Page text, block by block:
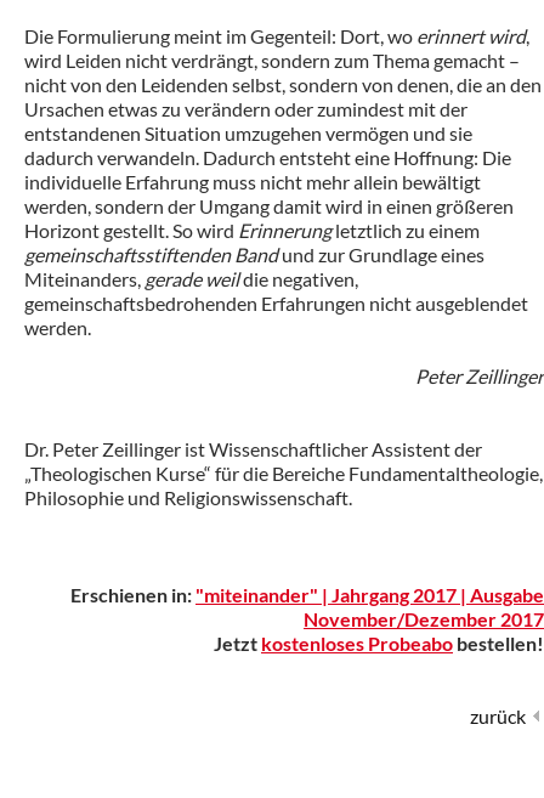
Die Formulierung meint im Gegenteil: Dort, wo erinnert wird,
wird Leiden nicht verdrängt, sondern zum Thema gemacht –
nicht von den Leidenden selbst, sondern von denen, die an den
Ursachen etwas zu verändern oder zumindest mit der
entstandenen Situation umzugehen vermögen und sie
dadurch verwandeln. Dadurch entsteht eine Hoffnung: Die
individuelle Erfahrung muss nicht mehr allein bewältigt
werden, sondern der Umgang damit wird in einen größeren
Horizont gestellt. So wird Erinnerungletztlich zu einem
gemeinschaftsstiftenden Bandund zur Grundlage eines
Miteinanders, gerade weildie negativen,
gemeinschaftsbedrohenden Erfahrungen nicht ausgeblendet
werden.
Peter Zeillinger
Dr. Peter Zeillinger ist Wissenschaftlicher Assistent der
„Theologischen Kurse“ für die Bereiche Fundamentaltheologie,
Philosophie und Religionswissenschaft.
Erschienen in: "miteinander" | Jahrgang 2017 | Ausgabe
November/Dezember 2017
Jetzt kostenloses Probeabo bestellen!
zurück